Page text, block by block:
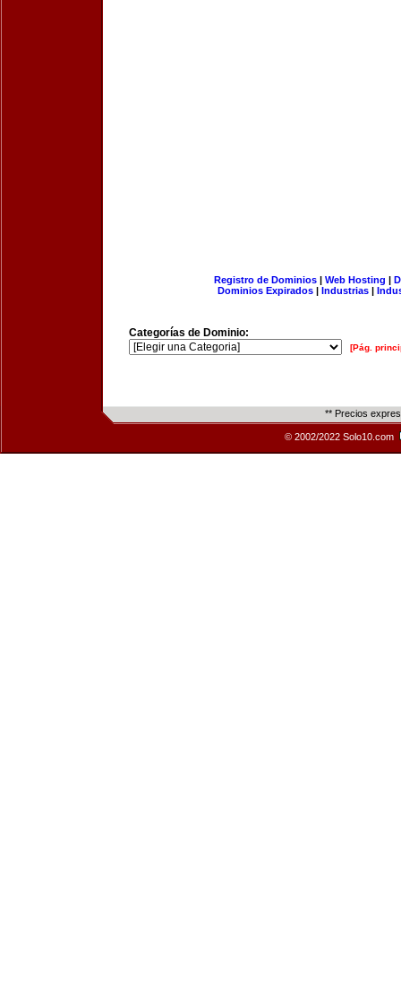
Registro de Dominios| Web Hosting |
Dominios Expirados | Industrias |
Categorías de Dominio:
[Pág.
** Precios
© 2002/2022 Solo10.com